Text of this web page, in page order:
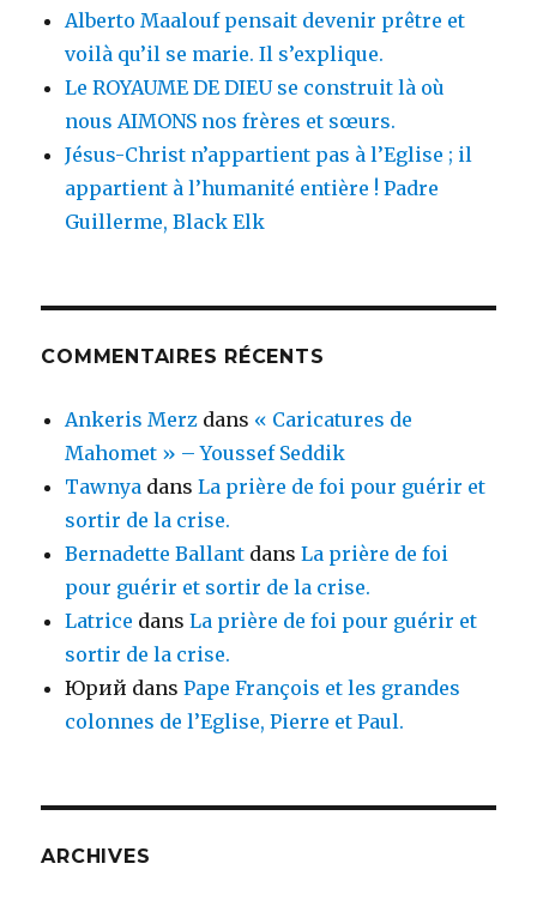
Alberto Maalouf pensait devenir prêtre et
voilà qu’il se marie. Il s’explique.
Le ROYAUME DE DIEU se construit là où
nous AIMONS nos frères et sœurs.
Jésus-Christ n’appartient pas à l’Eglise ; il
appartient à l’humanité entière ! Padre
Guillerme, Black Elk
COMMENTAIRES RÉCENTS
Ankeris Merz dans « Caricatures de
Mahomet » – Youssef Seddik
Tawnya dansLa prière de foi pour guérir et
sortir de la crise.
Bernadette Ballant dansLa prière de foi
pour guérir et sortir de la crise.
Latrice dansLa prière de foi pour guérir et
sortir de la crise.
Юрий dansPape François et les grandes
colonnes de l’Eglise, Pierre et Paul.
ARCHIVES